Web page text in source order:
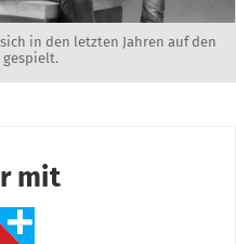
in den letzten Jahren auf den
gespielt.